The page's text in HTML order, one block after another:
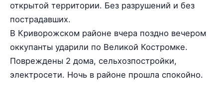
открытой территории. Без разрушений и без
пострадавших.
В Криворожском районе вчера поздно вечером
оккупанты ударили по Великой Костромке.
Повреждены 2 дома, сельхозпостройки,
электросети. Ночь в районе прошла спокойно.